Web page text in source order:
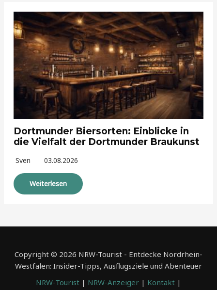
Dortmunder Biersorten: Einblicke in
die Vielfalt der Dortmunder Braukunst
Sven 03.08.2026
Weiterlesen
Copyright © 2026 NRW-Tourist - Entdecke Nordrhein-
Westfalen: Insider-Tipps, Ausflugsziele und Abenteuer
NRW-Tourist | NRW-Anzeiger | Kontakt |